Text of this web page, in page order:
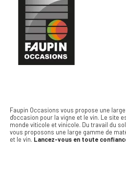
Faupin Occasions vous propose une
d'occasion pour la vigne et le vin. Le site
monde viticole et vinicole. Du travail du
vous proposons une large gamme de
et le vin. Lancez-vous en toute